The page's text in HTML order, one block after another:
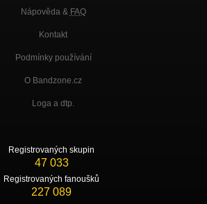
Nápověda & FAQ
Kontakt
Podmínky používání
O Bandzone.cz
Loga a dtp.
Registrovaných skupin
47 033
Registrovaných fanoušků
227 089